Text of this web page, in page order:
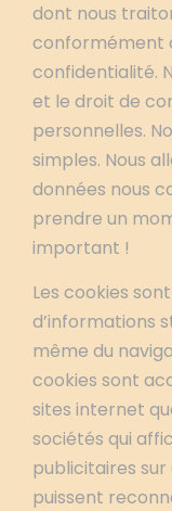
dont nous
conformément
confidentialité.
et le droit de
personnelles.
simples. Nous
données nous
prendre un
important !
Les cookies
d’informations
même du
cookies sont
sites internet
sociétés qui
publicitaires sur
puissent